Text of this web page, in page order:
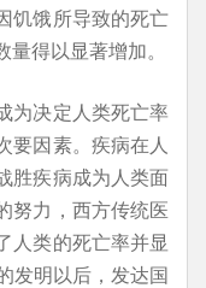
饥饿所导致的死亡
得以显著增加。
为决定人类死亡率
要因素。疾病在人
胜疾病成为人类面
努力，西方传统医
人类的死亡率并显
发明以后，发达国